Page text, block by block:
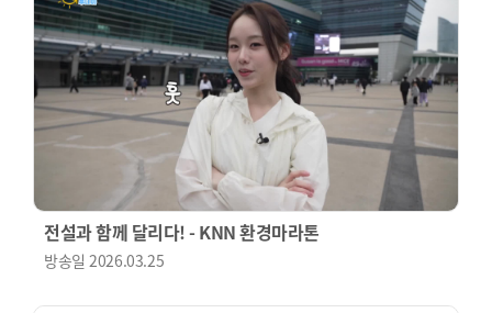
전설과 함께 달리다! - KNN 환경마라톤
방송일2026.03.25